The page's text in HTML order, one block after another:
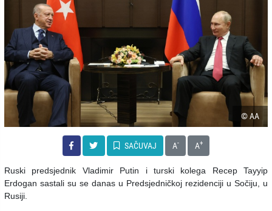
© AA
SAČUVAJ A- A+
Ruski predsjednik Vladimir Putin i turski kolega Recep Tayyip
Erdogan sastali su se danas u Predsjedničkoj rezidenciji u Sočiju, u
Rusiji.